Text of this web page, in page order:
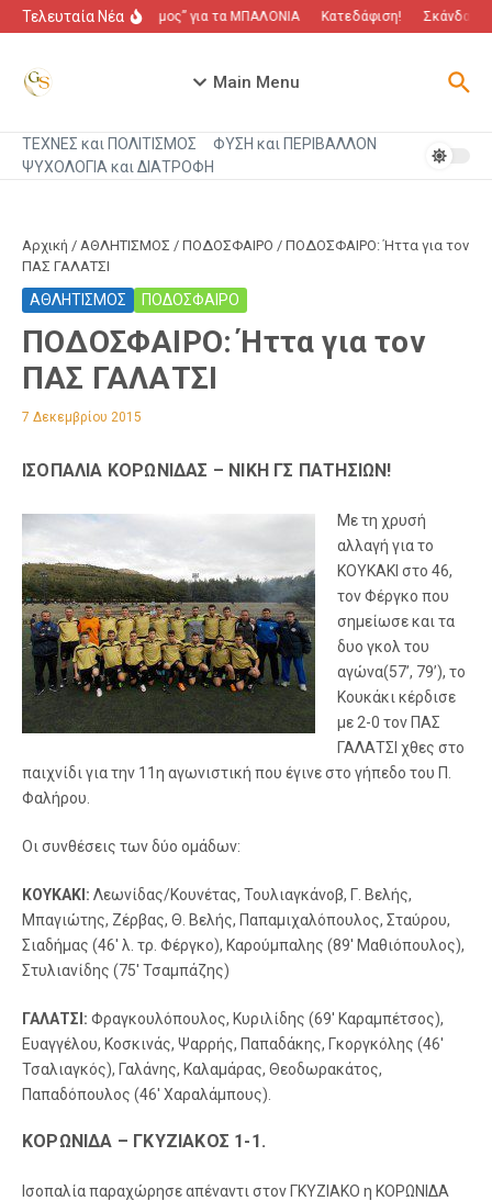
Μετάβαση στο περιεχόμενο
Τελευταία Νέα“Πόλεμος” για τα ΜΠΑΛΟΝΙΑ Κατεδάφιση! Σκάνδαλο
Main Menu
ΤΕΧΝΕΣ και ΠΟΛΙΤΙΣΜΟΣ
ΦΥΣΗ και ΠΕΡΙΒΑΛΛΟΝ
ΨΥΧΟΛΟΓΙΑ και ΔΙΑΤΡΟΦΗ
Αρχική / ΑΘΛΗΤΙΣΜΟΣ / ΠΟΔΟΣΦΑΙΡΟ / ΠΟΔΟΣΦΑΙΡΟ: Ήττα για τον
ΠΑΣ ΓΑΛΑΤΣΙ
ΑΘΛΗΤΙΣΜΟΣ ΠΟΔΟΣΦΑΙΡΟ
ΠΟΔΟΣΦΑΙΡΟ: Ήττα για τον
ΠΑΣ ΓΑΛΑΤΣΙ
7 Δεκεμβρίου 2015
ΙΣΟΠΑΛΙΑ ΚΟΡΩΝΙΔΑΣ – ΝΙΚΗ ΓΣ ΠΑΤΗΣΙΩΝ!
Με τη χρυσή
αλλαγή για το
ΚΟΥΚΑΚΙ στο 46,
τον Φέργκο που
σημείωσε και τα
δυο γκολ του
αγώνα(57’, 79’), το
Κουκάκι κέρδισε
με 2-0 τον ΠΑΣ
ΓΑΛΑΤΣΙ χθες στο
παιχνίδι για την 11η αγωνιστική που έγινε στο γήπεδο του Π.
Φαλήρου.
Οι συνθέσεις των δύο ομάδων:
ΚΟΥΚΑΚΙ: Λεωνίδας/Κουνέτας, Τουλιαγκάνοβ, Γ. Βελής,
Μπαγιώτης, Ζέρβας, Θ. Βελής, Παπαμιχαλόπουλος, Σταύρου,
Σιαδήμας (46′ λ. τρ. Φέργκο), Καρούμπαλης (89′ Μαθιόπουλος),
Στυλιανίδης (75′ Τσαμπάζης)
ΓΑΛΑΤΣΙ: Φραγκουλόπουλος, Κυριλίδης (69′ Καραμπέτσος),
Ευαγγέλου, Κοσκινάς, Ψαρρής, Παπαδάκης, Γκοργκόλης (46′
Τσαλιαγκός), Γαλάνης, Καλαμάρας, Θεοδωρακάτος,
Παπαδόπουλος (46′ Χαραλάμπους).
ΚΟΡΩΝΙΔΑ – ΓΚΥΖΙΑΚΟΣ 1-1.
Ισοπαλία παραχώρησε απέναντι στον ΓΚΥΖΙΑΚΟ η ΚΟΡΩΝΙΔΑ